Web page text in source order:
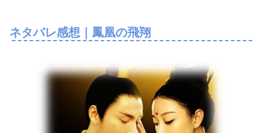
ネタバレ感想｜鳳凰の飛翔